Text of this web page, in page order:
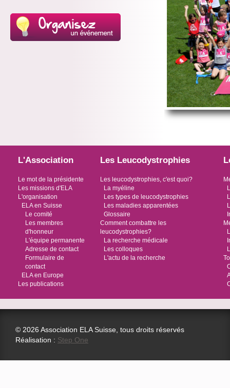
L'Association
Le mot de la présidente
Les missions d'ELA
L'organisation
ELA en Suisse
Le comité
Les membres
d'honneur
L'équipe permanente
Adresse de contact
Formulaire de
contact
ELA en Europe
Les publications
Les Leucodystrophies
Les leucodystrophies, c'est quoi?
La myéline
Les types de leucodystrophies
Les maladies apparentées
Glossaire
Comment combattre les
leucodystrophies?
La recherche médicale
Les colloques
L'actu de la recherche
© 2026 Association ELA Suisse, tous droits réservés
Réalisation : Step One